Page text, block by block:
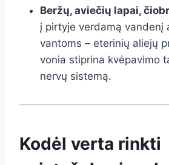
Beržų, aviečių lapai,
į pirtyje verdamą vandenį
vantoms – eterinių aliejų
vonia stiprina kvėpavimo
nervų sistemą.
Kodėl verta rinkti